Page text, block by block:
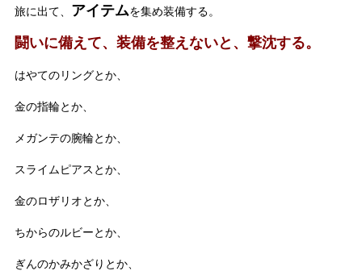
旅に出て、 アイテムを集め装備する。
闘いに備えて、装備を整えないと、撃沈する。
はやてのリングとか、
金の指輪とか、
メガンテの腕輪とか、
スライムピアスとか、
金のロザリオとか、
ちからのルビーとか、
ぎんのかみかざりとか、